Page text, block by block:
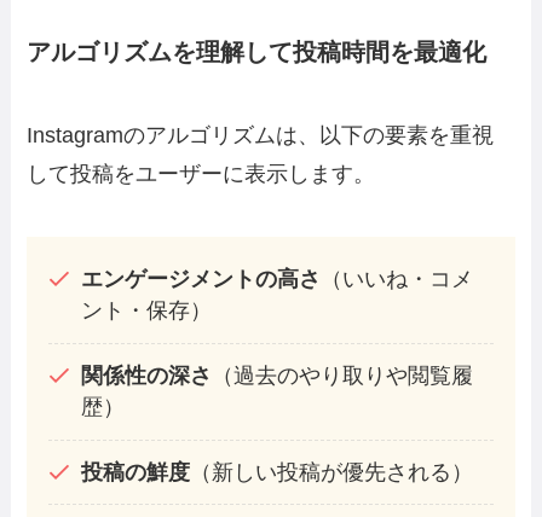
アルゴリズムを理解して投稿時間を最適化
Instagramのアルゴリズムは、以下の要素を重視
して投稿をユーザーに表示します。
エンゲージメントの高さ
（いいね・コメ
ント・保存）
関係性の深さ
（過去のやり取りや閲覧履
歴）
投稿の鮮度 （新しい投稿が優先される）